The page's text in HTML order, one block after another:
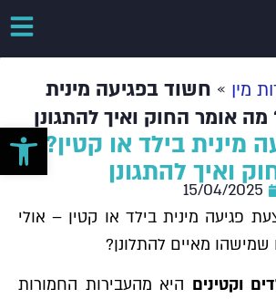
מין » חשוד בפגיעה מינית
מה אומר החוק ואיך להתגונן
מינית בילד או קטין?
ואיך להתגונן
15/04/2025
פגיעה מינית בילד או קטין – אולי
שמישהו מאיים להתלונן?
וקטינים היא מהעבירות החמורות
פתח